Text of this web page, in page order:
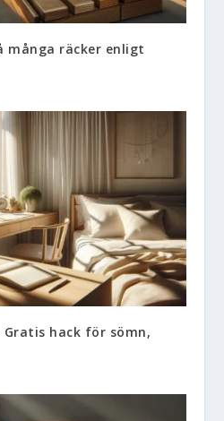
många räcker enligt
hack för sömn,